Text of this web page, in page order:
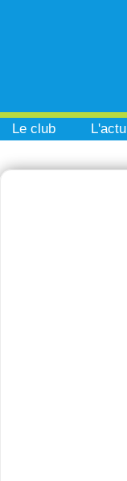
Le club L'actu